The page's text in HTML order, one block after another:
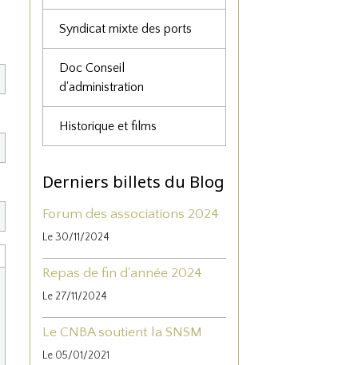
Syndicat mixte des ports
Doc Conseil
d'administration
Historique et films
Derniers billets du Blog
Forum des associations 2024
Le 30/11/2024
Repas de fin d'année 2024
Le 27/11/2024
Le CNBA soutient la SNSM
Le 05/01/2021